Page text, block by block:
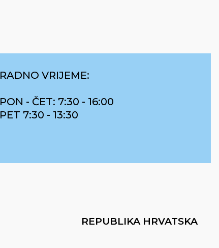
RADNO VRIJEME:
PON - ČET: 7:30 - 16:00
PET 7:30 - 13:30
REPUBLIKA HRVATSKA